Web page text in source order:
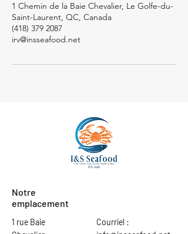
1 Chemin de la Baie Chevalier, Le Golfe-du-
Saint-Laurent, QC, Canada
(418) 379 2087
irv@insseafood.net
Notre
emplacement
1 rue Baie
Courriel :